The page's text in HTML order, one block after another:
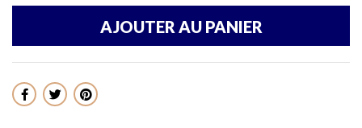
AJOUTER AU PANIER
Partager